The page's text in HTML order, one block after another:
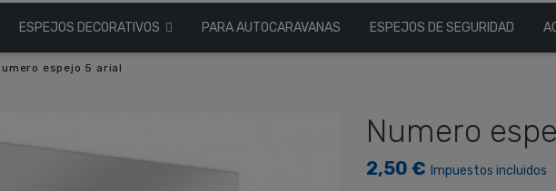
ESPEJOS DECORATIVOS PARA AUTOCARAVANAS ESPEJOS DE SEGURIDAD
espejo 5 arial
Numero
2,50 € Impuestos incluidos